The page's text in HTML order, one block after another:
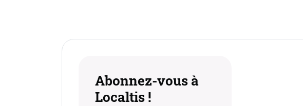
Abonnez-vous à
Localtis !